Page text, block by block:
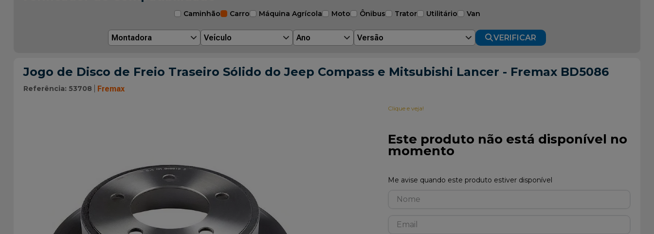
Caminhão Carro Máquina Agrícola Moto Ônibus Trator Utilitário Van
Montadora Veículo Ano Versão VERIFICAR
Jogo de Disco de Freio Traseiro Sólido do Jeep Compass e Mitsubishi Lancer - Fremax BD5086
Referência: 53708 Fremax
Clique e veja!
Este produto não está disponível no
momento